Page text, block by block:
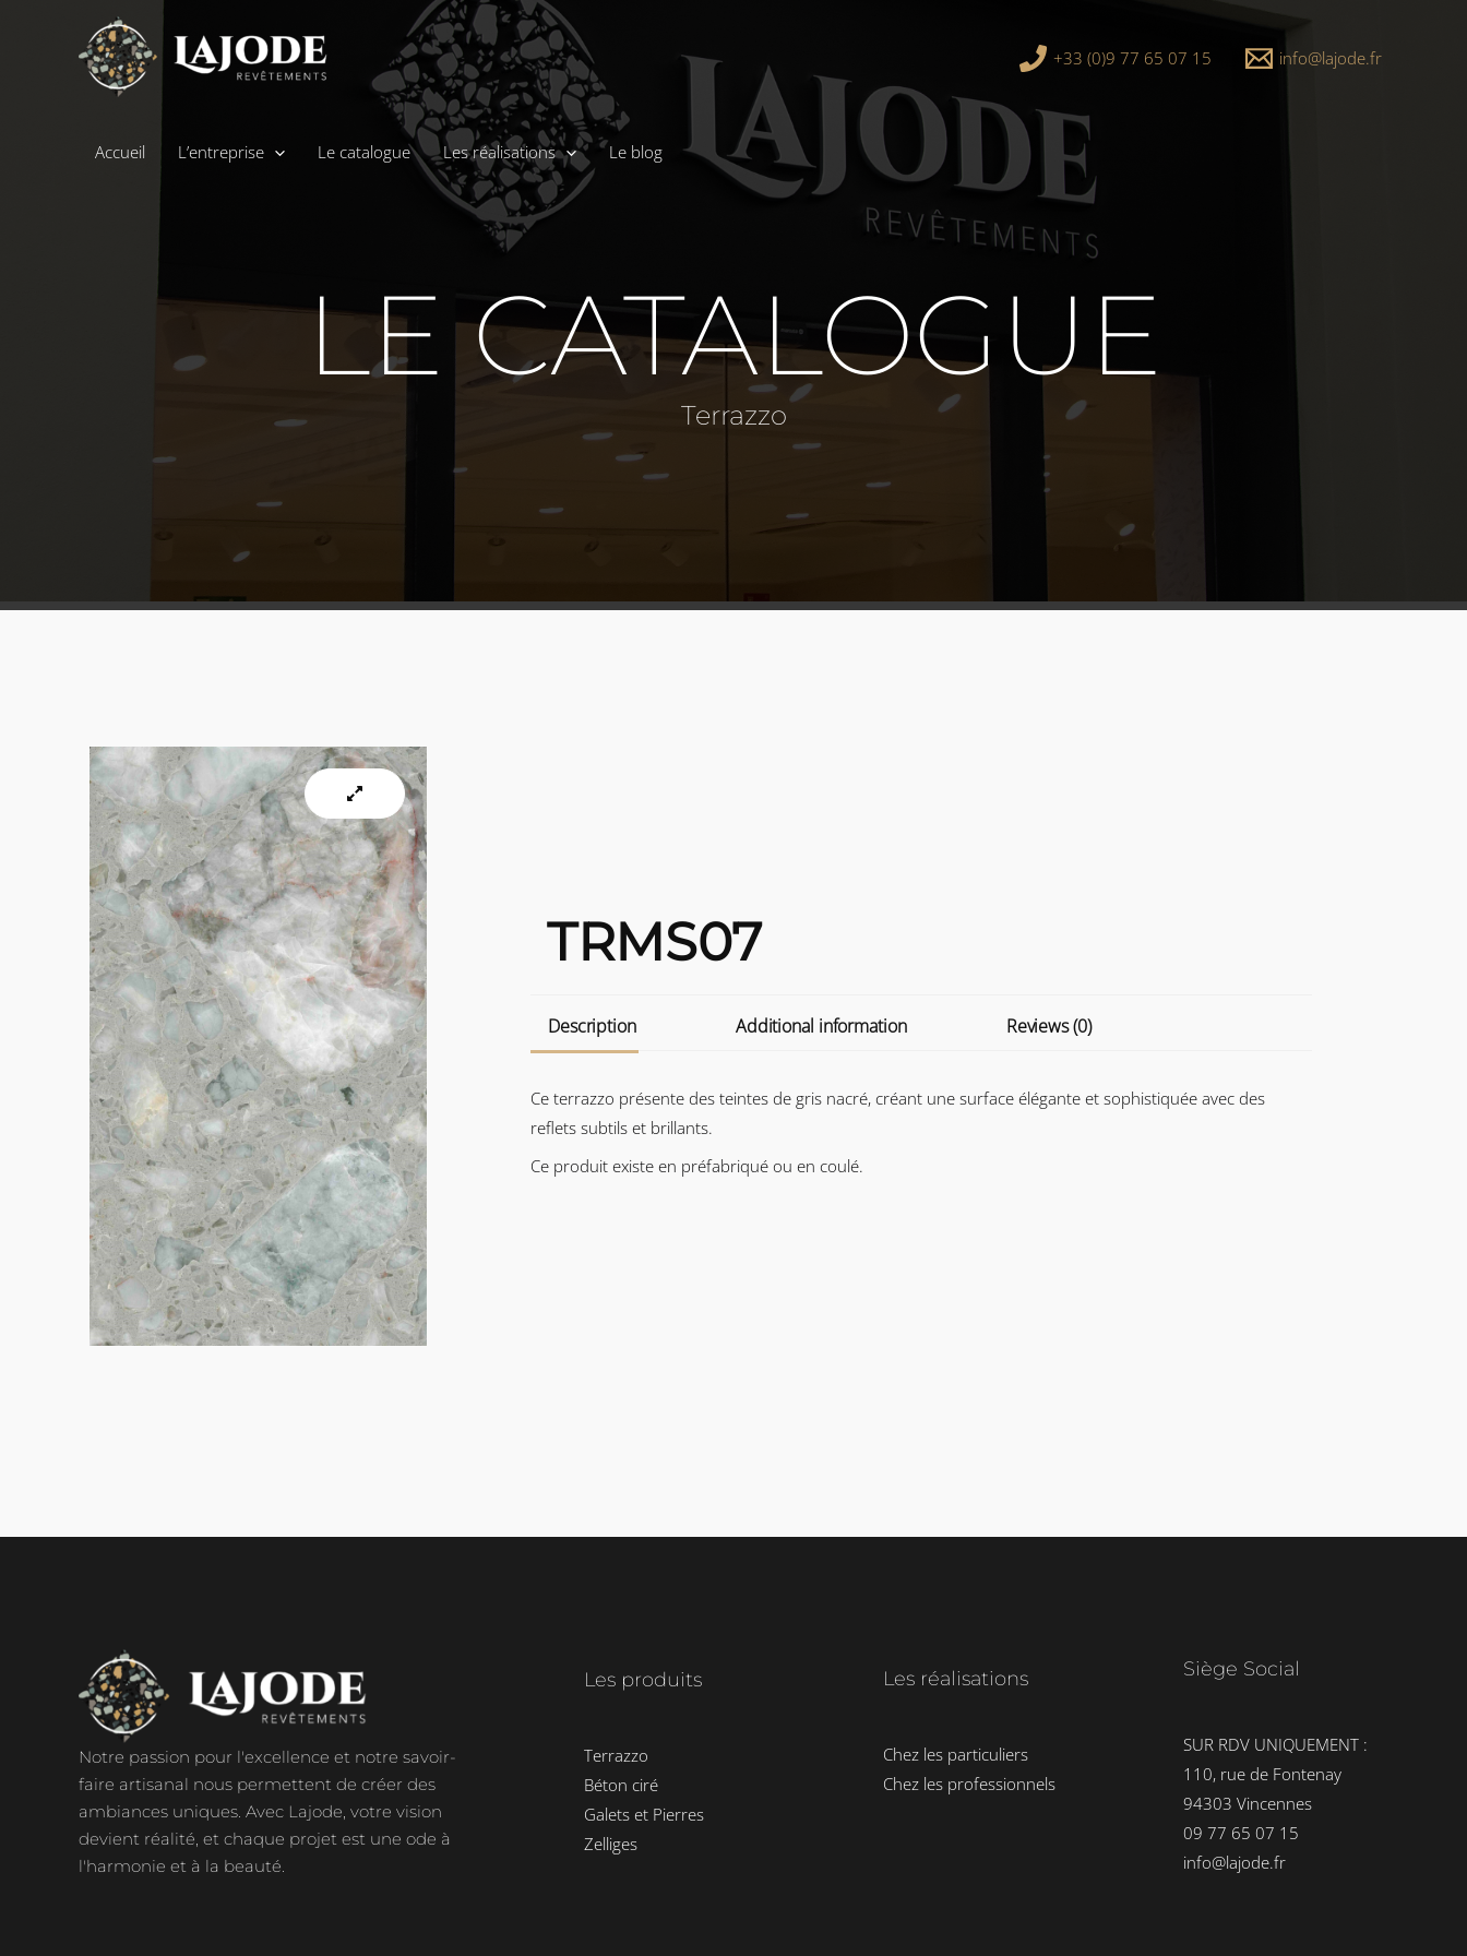
+33 (0)9 77 65 07 15 info@lajode.fr
Accueil L’entreprise Le catalogue Les réalisations Le blog
LE CATALOGUE
Terrazzo
TRMS07
Description Additional information Reviews (0)
Ce terrazzo présente des teintes de gris nacré, créant une surface élégante et sophistiquée avec des
reflets subtils et brillants.
Ce produit existe en préfabriqué ou en coulé.
Notre passion pour l'excellence et notre savoir-
faire artisanal nous permettent de créer des
ambiances uniques. Avec Lajode, votre vision
devient réalité, et chaque projet est une ode à
l'harmonie et à la beauté.
Les produits
Terrazzo
Béton ciré
Galets et Pierres
Zelliges
Les réalisations
Chez les particuliers
Chez les professionnels
Siège Social
SUR RDV UNIQUEMENT :
110, rue de Fontenay
94303 Vincennes
09 77 65 07 15
info@lajode.fr